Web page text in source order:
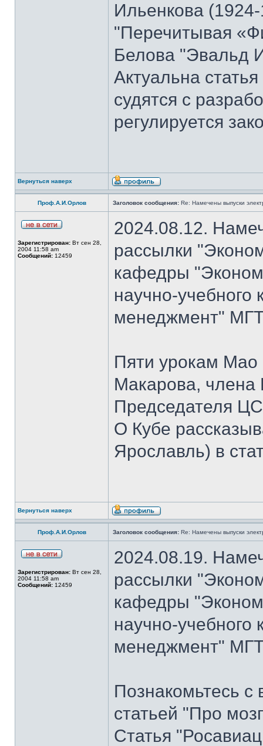
Ильенкова
"Перечитывая
Белова "Эвальд
Актуальна
судятся с
регулируется
Вернуться наверх
Проф.А.И.Орлов Заголовок сообщения: Re: Намечены выпуски
Зарегистрирован: Вт сен 28,
2004 11:58 am
Сообщений: 12459
2024.08.12.
рассылки
кафедры
научно-
менеджмент"
Пяти урокам Мао
Макарова,
Председателя
О Кубе
Ярославль) в
Вернуться наверх
Проф.А.И.Орлов Заголовок сообщения: Re: Намечены выпуски
Зарегистрирован: Вт сен 28,
2004 11:58 am
Сообщений: 12459
2024.08.19.
рассылки
кафедры
научно-
менеджмент"
Познакомьтесь с
статьей "Про
Статья